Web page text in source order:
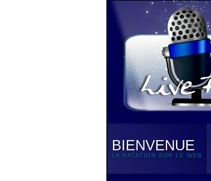
BIENVENUE
LA NATATION SUR LE WEB